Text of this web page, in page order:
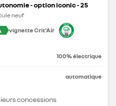
- option iconic - 25
neuf
vignette Crit'Air
100% électrique
automatique
concessions